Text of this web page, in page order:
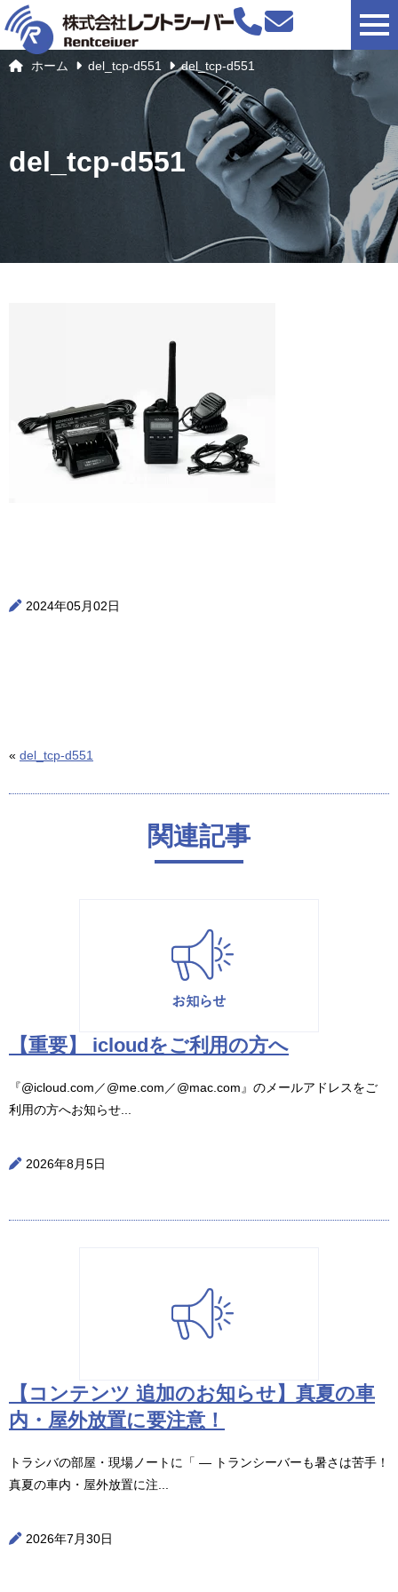
ホーム del_tcp-d551 del_tcp-d551
del_tcp-d551
2024年05月02日
« del_tcp-d551
関連記事
【重要】 icloudをご利用の方へ
『@icloud.com／@me.com／@mac.com』のメールアドレスをご
利用の方へお知らせ...
2026年8月5日
【コンテンツ 追加のお知らせ】真夏の車
内・屋外放置に要注意！
トラシバの部屋・現場ノートに「 ― トランシーバーも暑さは苦手！
真夏の車内・屋外放置に注...
2026年7月30日